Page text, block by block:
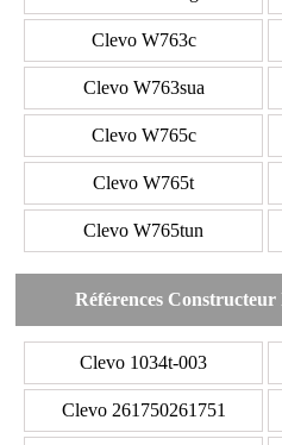
Clevo W763c
Clevo W763sua
Clevo W765c
Clevo W765t
Clevo W765tun
Références
Clevo 1034t-003
Clevo 261750261751